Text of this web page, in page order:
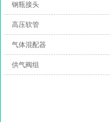
钢瓶接头
高压软管
气体混配器
供气阀组